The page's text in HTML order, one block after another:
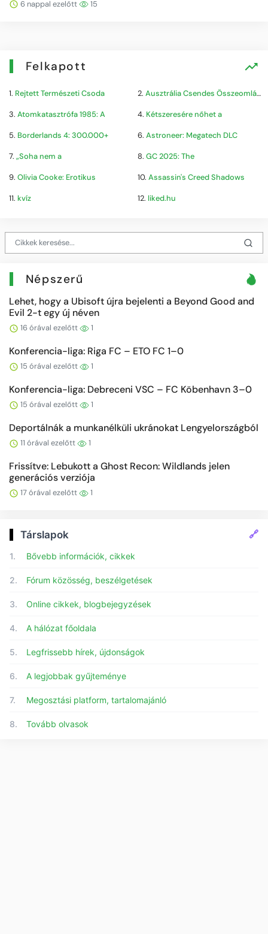
6 nappal ezelőtt 15
Felkapott
1. Rejtett Természeti Csoda 2. Ausztrália Csendes Összeomlása
3. Atomkatasztrófa 1985: A 4. Kétszeresére nőhet a
5. Borderlands 4: 300.000+ 6. Astroneer: Megatech DLC
7. „Soha nem a 8. GC 2025: The
9. Olivia Cooke: Erotikus 10. Assassin's Creed Shadows
11. kvíz 12. liked.hu
Népszerű
Lehet, hogy a Ubisoft újra bejelenti a Beyond Good and
Evil 2-t egy új néven
16 órával ezelőtt 1
Konferencia-liga: Riga FC – ETO FC 1–0
15 órával ezelőtt 1
Konferencia-liga: Debreceni VSC – FC Köbenhavn 3–0
15 órával ezelőtt 1
Deportálnák a munkanélküli ukránokat Lengyelországból
11 órával ezelőtt 1
Frissítve: Lebukott a Ghost Recon: Wildlands jelen
generációs verziója
17 órával ezelőtt 1
Társlapok 🔗
1. Bővebb információk, cikkek
2. Fórum közösség, beszélgetések
3. Online cikkek, blogbejegyzések
4. A hálózat főoldala
5. Legfrissebb hírek, újdonságok
6. A legjobbak gyűjteménye
7. Megosztási platform, tartalomajánló
8. Tovább olvasok